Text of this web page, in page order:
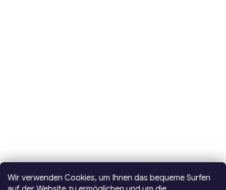
Wir verwenden Cookies, um Ihnen das bequeme Surfen